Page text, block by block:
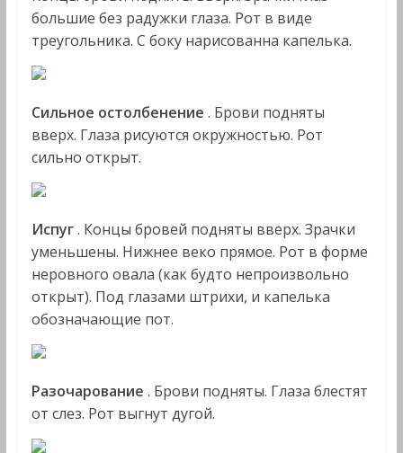
большие без радужки глаза. Рот в виде
треугольника. С боку нарисованна капелька.
Сильное остолбенение . Брови подняты
вверх. Глаза рисуются окружностью. Рот
сильно открыт.
Испуг. Концы бровей подняты вверх. Зрачки
уменьшены. Нижнее веко прямое. Рот в форме
неровного овала (как будто непроизвольно
открыт). Под глазами штрихи, и капелька
обозначающие пот.
Разочарование . Брови подняты. Глаза блестят
от слез. Рот выгнут дугой.